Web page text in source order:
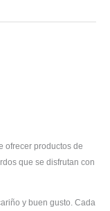
ofrecer productos de
que se disfrutan con
y buen gusto. Cada